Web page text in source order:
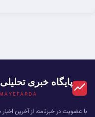
پایگاه خبری
با عضویت در خبرنامه، از آخرین